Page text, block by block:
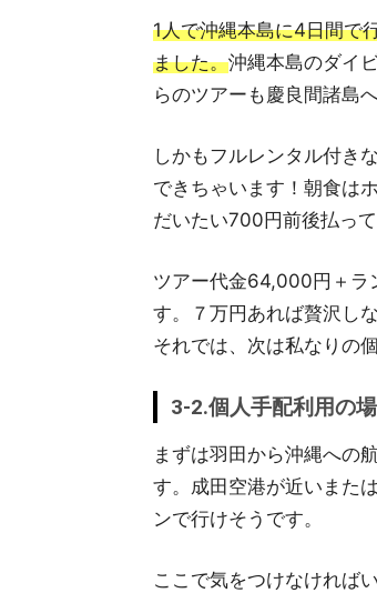
1人で沖縄本島に4日間で
ました。沖縄本島のダイ
らのツアーも慶良間諸島
しかもフルレンタル付き
できちゃいます！朝食は
だいたい700円前後払っ
ツアー代金64,000円＋ラ
す。７万円あれば贅沢し
それでは、次は私なりの
3-2.個人手配利用の
まずは羽田から沖縄への
す。成田空港が近いまた
ンで行けそうです。
ここで気をつけなければ